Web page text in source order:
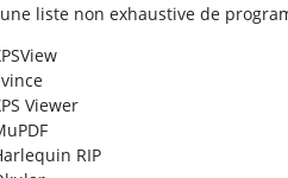
liste non exhaustive de
Viewer
RIP